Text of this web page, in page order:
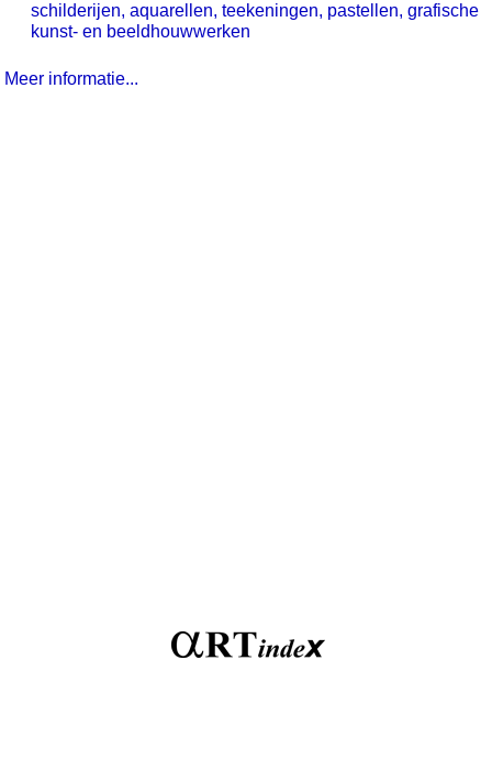
schilderijen, aquarellen, teekeningen, pastellen, grafische
kunst- en beeldhouwwerken
Meer informatie...